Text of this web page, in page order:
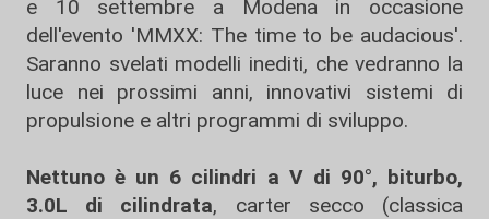
e 10 settembre a Modena in occasione
dell'evento 'MMXX: The time to be audacious'.
Saranno svelati modelli inediti, che vedranno la
luce nei prossimi anni, innovativi sistemi di
propulsione e altri programmi di sviluppo.
Nettuno è un 6 cilindri a V di 90°, biturbo,
3.0L di cilindrata, carter secco (classica